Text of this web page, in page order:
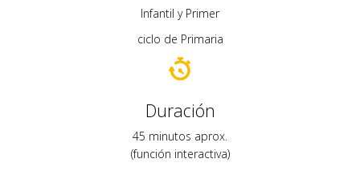
Infantil y Primer
ciclo de Primaria
Duración
45 minutos aprox.
(función interactiva)